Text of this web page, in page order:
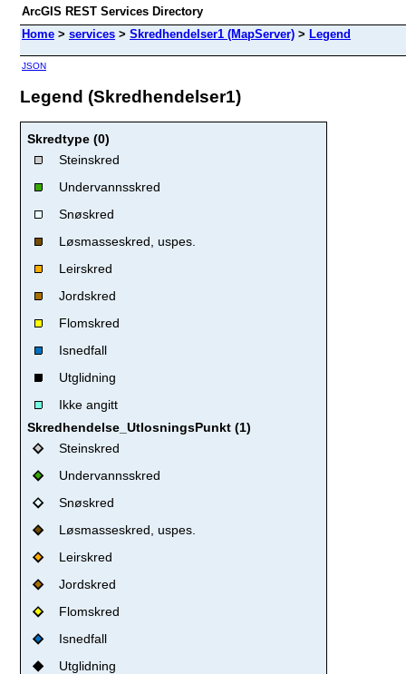
ArcGIS REST Services Directory
Home > services > Skredhendelser1 (MapServer) > Legend
JSON
Legend (Skredhendelser1)
Skredtype (0)
Steinskred
Undervannsskred
Snøskred
Løsmasseskred, uspes.
Leirskred
Jordskred
Flomskred
Isnedfall
Utglidning
Ikke angitt
Skredhendelse_UtlosningsPunkt (1)
Steinskred
Undervannsskred
Snøskred
Løsmasseskred, uspes.
Leirskred
Jordskred
Flomskred
Isnedfall
Utglidning